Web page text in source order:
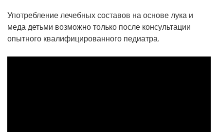
Употребление лечебных составов на основе лука и
меда детьми возможно только после консультации
опытного квалифицированного педиатра.